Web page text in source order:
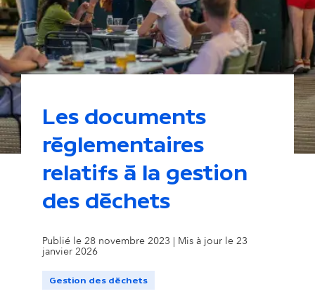
© Pierre-Antoine Lalaude - Ville de Pau
Les documents
règlementaires
relatifs à la gestion
des déchets
Publié le 28 novembre 2023 | Mis à jour le 23
janvier 2026
Gestion des déchets